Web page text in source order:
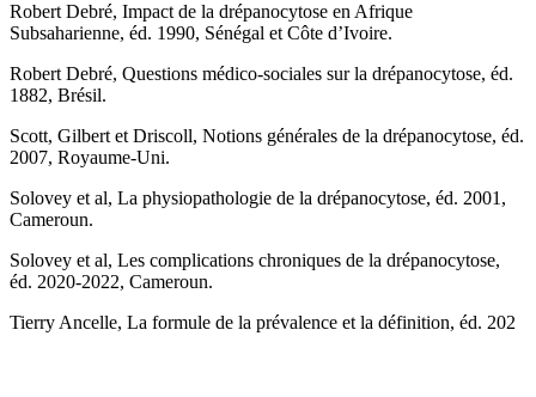
Robert Debré, Impact de la drépanocytose en Afrique
Subsaharienne, éd. 1990, Sénégal et Côte d’Ivoire.
Robert Debré, Questions médico-sociales sur la drépanocytose, éd.
1882, Brésil.
Scott, Gilbert et Driscoll, Notions générales de la drépanocytose, éd.
2007, Royaume-Uni.
Solovey et al, La physiopathologie de la drépanocytose, éd. 2001,
Cameroun.
Solovey et al, Les complications chroniques de la drépanocytose,
éd. 2020-2022, Cameroun.
Tierry Ancelle, La formule de la prévalence et la définition, éd. 202